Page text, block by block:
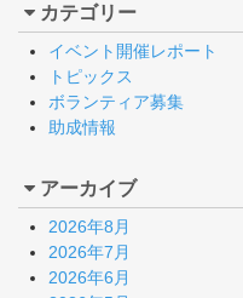
カテゴリー
イベント開催レポート
トピックス
ボランティア募集
助成情報
アーカイブ
2026年8月
2026年7月
2026年6月